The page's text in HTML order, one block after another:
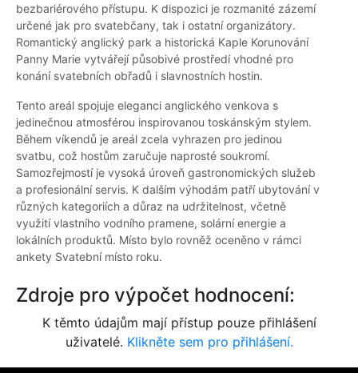
bezbariérového přístupu. K dispozici je rozmanité zázemí
určené jak pro svatebčany, tak i ostatní organizátory.
Romantický anglický park a historická Kaple Korunování
Panny Marie vytvářejí působivé prostředí vhodné pro
konání svatebních obřadů i slavnostních hostin.
Tento areál spojuje eleganci anglického venkova s
jedinečnou atmosférou inspirovanou toskánským stylem.
Během víkendů je areál zcela vyhrazen pro jedinou
svatbu, což hostům zaručuje naprosté soukromí.
Samozřejmostí je vysoká úroveň gastronomických služeb
a profesionální servis. K dalším výhodám patří ubytování v
různých kategoriích a důraz na udržitelnost, včetně
využití vlastního vodního pramene, solární energie a
lokálních produktů. Místo bylo rovněž oceněno v rámci
ankety Svatební místo roku.
Zdroje pro výpočet hodnocení:
K těmto údajům mají přístup pouze přihlášení
uživatelé. Klikněte sem pro přihlášení.